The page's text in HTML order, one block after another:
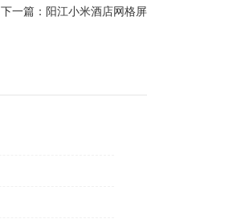
下一篇：阳江小米酒店网格屏